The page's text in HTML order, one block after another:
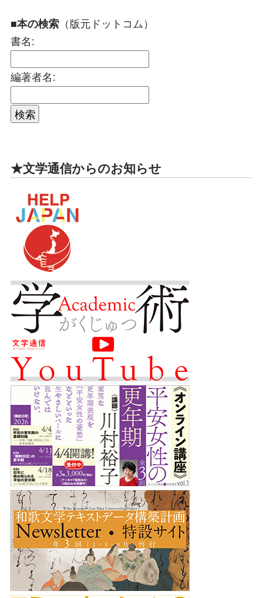
■本の検索 （版元ドットコム）
書名:
編著者名:
★文学通信からのお知らせ